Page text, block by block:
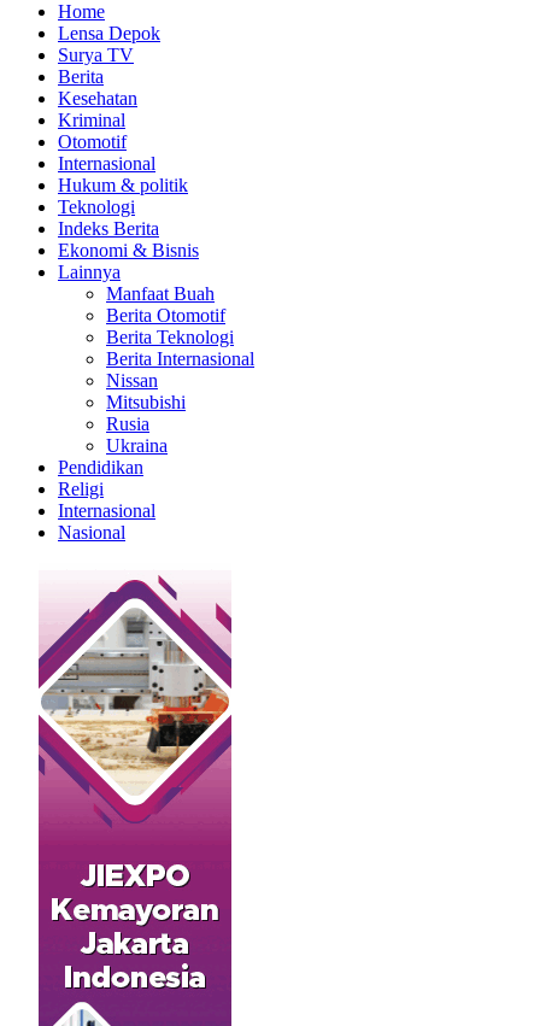
Home
Lensa Depok
Surya TV
Berita
Kesehatan
Kriminal
Otomotif
Internasional
Hukum & politik
Teknologi
Indeks Berita
Ekonomi & Bisnis
Lainnya
Manfaat Buah
Berita Otomotif
Berita Teknologi
Berita Internasional
Nissan
Mitsubishi
Rusia
Ukraina
Pendidikan
Religi
Internasional
Nasional